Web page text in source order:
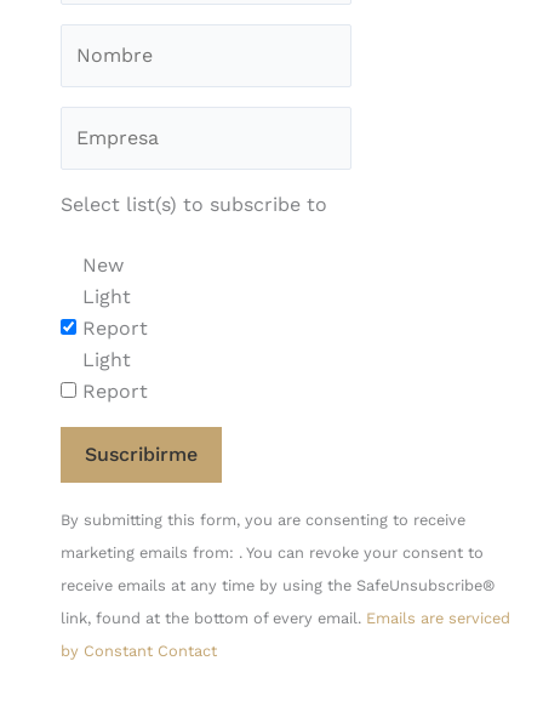
Select list(s) to subscribe to
New
Light
Report
Light
Report
Constant
Contact
Use.
Please
leave
By submitting this form, you are consenting to receive
marketing emails from: . You can revoke your consent to
receive emails at any time by using the SafeUnsubscribe®
link, found at the bottom of every email. Emails are serviced
by Constant Contact